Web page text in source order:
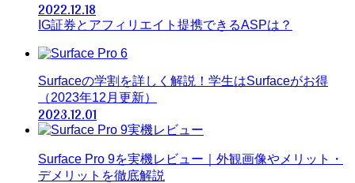
2022.12.18
IG証券とアフィリエイト提携できるASPは？
Surfaceの学割を詳しく解説！学生はSurfaceがお得
（2023年12月更新）
2023.12.01
Surface Pro 9を実機レビュー｜外観画像やメリット・
デメリットを徹底解説